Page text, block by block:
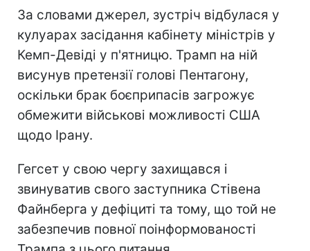
За словами джерел, зустріч відбулася у
кулуарах засідання кабінету міністрів у
Кемп-Девіді у п'ятницю. Трамп на ній
висунув претензії голові Пентагону,
оскільки брак боєприпасів загрожує
обмежити військові можливості США
щодо Ірану.
Гегсет у свою чергу захищався і
звинуватив свого заступника Стівена
Файнберга у дефіциті та тому, що той не
забезпечив повної поінформованості